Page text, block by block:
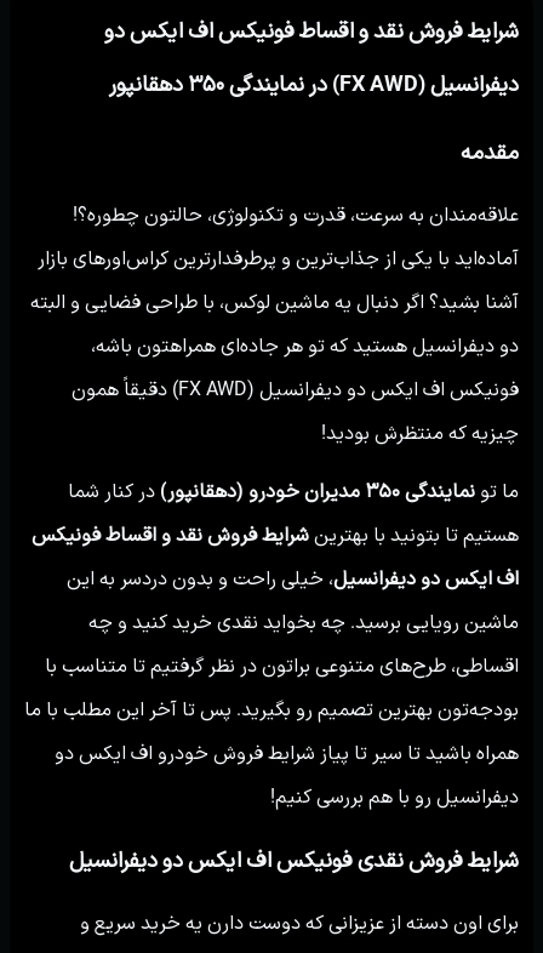
شرایط فروش نقد و اقساط فونیکس اف ایکس دو
دیفرانسیل (FX AWD) در نمایندگی ۳۵۰ دهقانپور
مقدمه
علاقه‌مندان به سرعت، قدرت و تکنولوژی، حالتون چطوره؟!
آماده‌اید با یکی از جذاب‌ترین و پرطرفدارترین کراس‌اورهای بازار
آشنا بشید؟ اگر دنبال یه ماشین لوکس، با طراحی فضایی و البته
دو دیفرانسیل هستید که تو هر جاده‌ای همراهتون باشه،
فونیکس اف ایکس دو دیفرانسیل (FX AWD) دقیقاً همون
چیزیه که منتظرش بودید!
ما تو نمایندگی ۳۵۰ مدیران خودرو (دهقانپور)
در کنار شما
هستیم تا بتونید با بهترین شرایط فروش نقد و اقساط فونیکس
اف ایکس دو دیفرانسیل، خیلی راحت و بدون دردسر به این
ماشین رویایی برسید. چه بخواید نقدی خرید کنید و چه
اقساطی، طرح‌های متنوعی براتون در نظر گرفتیم تا متناسب با
بودجه‌تون بهترین تصمیم رو بگیرید. پس تا آخر این مطلب با ما
همراه باشید تا سیر تا پیاز شرایط فروش خودرو اف ایکس دو
دیفرانسیل رو با هم بررسی کنیم!
شرایط فروش نقدی فونیکس اف ایکس دو دیفرانسیل
برای اون دسته از عزیزانی که دوست دارن یه خرید سریع و